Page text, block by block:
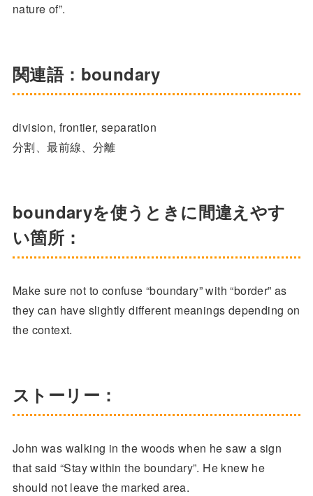
nature of”.
関連語：boundary
division, frontier, separation
分割、最前線、分離
boundaryを使うときに間違えやす
い箇所：
Make sure not to confuse “boundary” with “border” as
they can have slightly different meanings depending on
the context.
ストーリー：
John was walking in the woods when he saw a sign
that said “Stay within the boundary”. He knew he
should not leave the marked area.